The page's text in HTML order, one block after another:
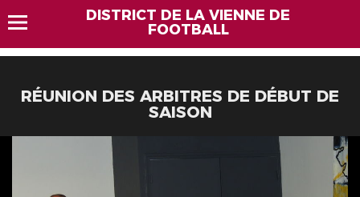
DISTRICT DE LA VIENNE DE
FOOTBALL
RÉUNION DES ARBITRES DE DÉBUT DE
SAISON